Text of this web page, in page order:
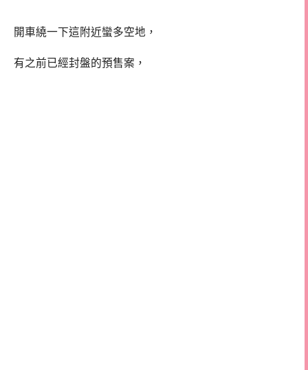
開車繞一下這附近蠻多空地，
有之前已經封盤的預售案，